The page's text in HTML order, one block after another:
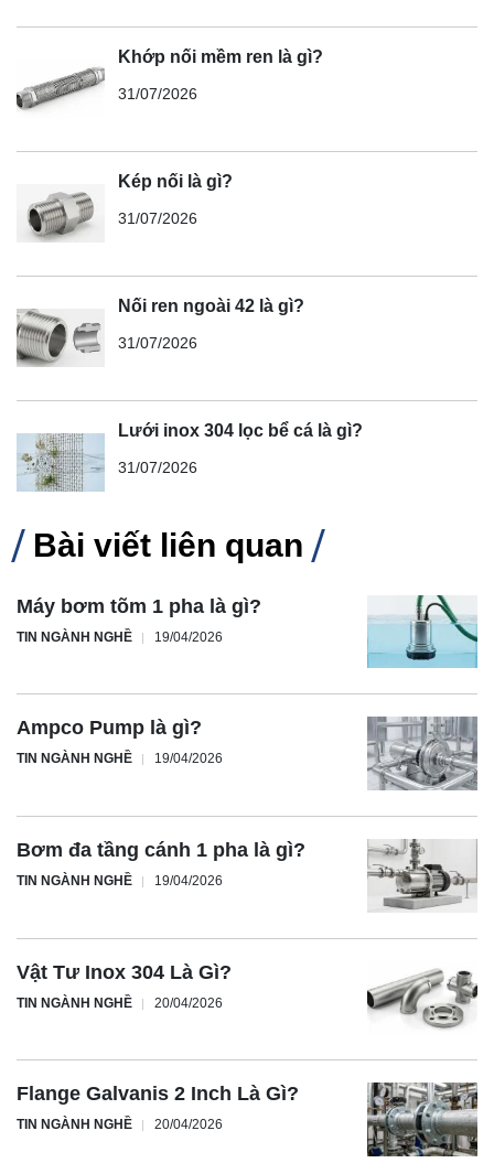
Khớp nối mềm ren là gì?
31/07/2026
Kép nối là gì?
31/07/2026
Nối ren ngoài 42 là gì?
31/07/2026
Lưới inox 304 lọc bể cá là gì?
31/07/2026
Bài viết liên quan
Máy bơm tõm 1 pha là gì?
TIN NGÀNH NGHỀ 19/04/2026
Ampco Pump là gì?
TIN NGÀNH NGHỀ 19/04/2026
Bơm đa tầng cánh 1 pha là gì?
TIN NGÀNH NGHỀ 19/04/2026
Vật Tư Inox 304 Là Gì?
TIN NGÀNH NGHỀ 20/04/2026
Flange Galvanis 2 Inch Là Gì?
TIN NGÀNH NGHỀ 20/04/2026